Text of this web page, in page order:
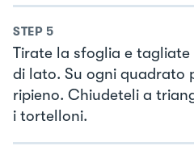
STEP 5
Tirate la sfoglia e
di lato. Su ogni quadrato
ripieno. Chiudeteli a
i tortelloni.